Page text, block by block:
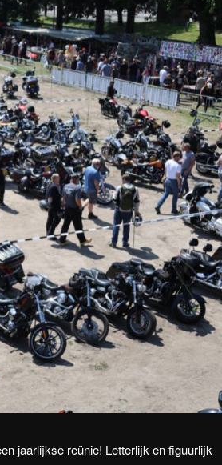
jaarlijkse reünie! Letterlijk en figuurlijk